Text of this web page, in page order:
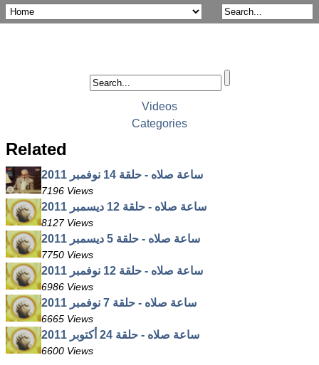
Videos
Categories
Related
ساعة صلاه - حلقة 14 نوفمبر 2011
7196 Views
ساعة صلاه - حلقة 12 ديسمبر 2011
8127 Views
ساعة صلاه - حلقة 5 ديسمبر 2011
7750 Views
ساعة صلاه - حلقة 12 نوفمبر 2011
6986 Views
ساعة صلاه - حلقة 7 نوفمبر 2011
6665 Views
ساعة صلاه - حلقة 24 أكتوبر 2011
6600 Views